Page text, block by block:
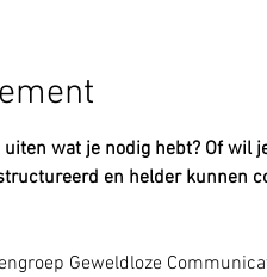
wat je nodig hebt? Of
en helder kunnen
Geweldloze